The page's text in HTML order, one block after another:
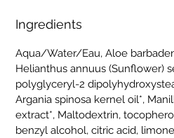
Ingredients
Aqua/Water/Eau, Aloe
Helianthus annuus (Sunflower)
polyglyceryl-2
Argania spinosa kernel oil*,
extract*, Maltodextrin,
benzyl alcohol, citric acid,